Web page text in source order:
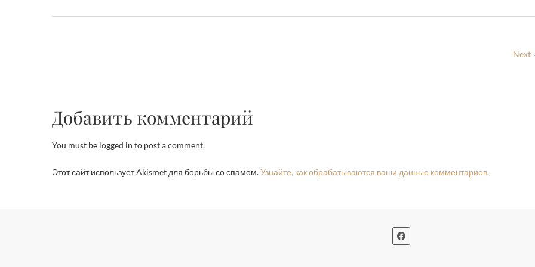
Next
Добавить комментарий
You must be logged in to post a comment.
Этот сайт использует Akismet для борьбы со спамом.Узнайте, как обрабатываются ваши данные комментариев.